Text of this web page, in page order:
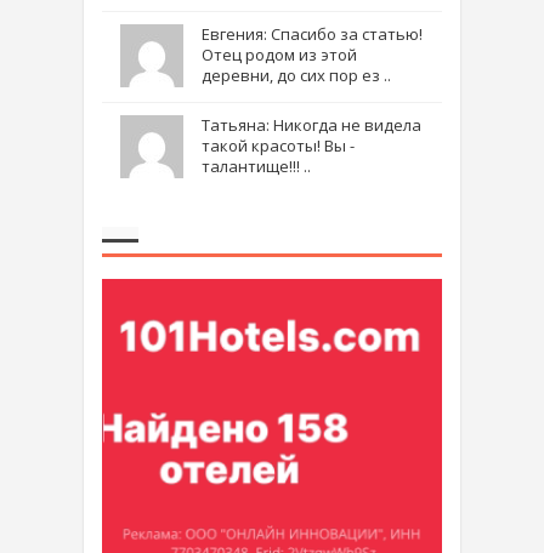
Евгения: Спасибо за статью!
Отец родом из этой
деревни, до сих пор ез ..
Татьяна: Никогда не видела
такой красоты! Вы -
талантище!!! ..